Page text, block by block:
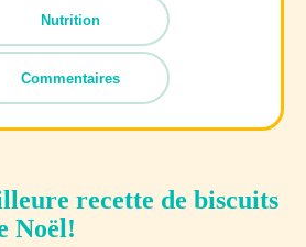
Nutrition
Commentaires
recette de biscuits
Noël!